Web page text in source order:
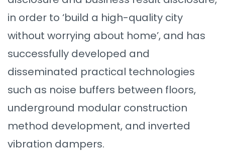
in order to ‘build a high-quality city
without worrying about home’, and has
successfully developed and
disseminated practical technologies
such as noise buffers between floors,
underground modular construction
method development, and inverted
vibration dampers.